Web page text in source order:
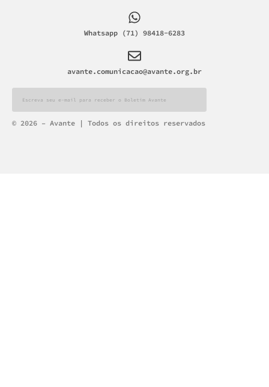
Whatsapp (71) 98418-6283
avante.comunicacao@avante.org.br
Alternative:
© 2026 – Avante | Todos os direitos reservados